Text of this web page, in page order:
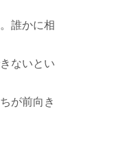
誰かに相
ないとい
が前向き